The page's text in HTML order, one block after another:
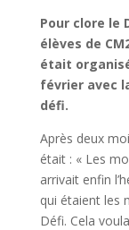
Pour clore le
élèves de
était
février avec
défi.
Après deux
était : « Les
arrivait enfin
qui étaient les
Défi. Cela